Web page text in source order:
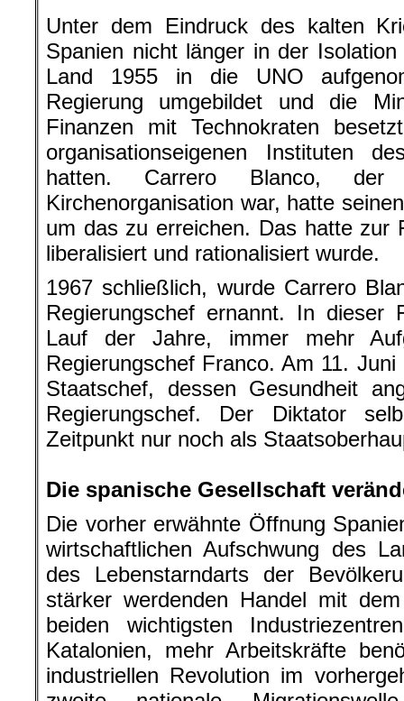
Unter dem Eindruck des kalten
Spanien nicht länger in der
Land 1955 in die UNO
Regierung umgebildet und die
Finanzen mit Technokraten
organisationseigenen Instituten
hatten. Carrero Blanco,
Kirchenorganisation war, hatte
um das zu erreichen. Das hatte zur
liberalisiert und rationalisiert wurde.
1967 schließlich, wurde Carrero
Regierungschef ernannt. In dieser
Lauf der Jahre, immer mehr
Regierungschef Franco. Am 11.
Staatschef, dessen Gesundheit
Regierungschef. Der Diktator
Zeitpunkt nur noch als
Die spanische Gesellschaft
Die vorher erwähnte Öffnung
wirtschaftlichen Aufschwung des
des Lebenstarndarts der
stärker werdenden Handel mit
beiden wichtigsten
Katalonien, mehr Arbeitskräfte
industriellen Revolution im